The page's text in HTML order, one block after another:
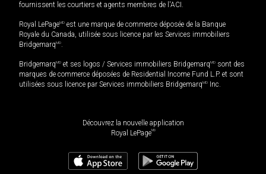
fournissent les courtiers et agents membres de l'ACI.
Royal LePageMD est une marque de commerce déposée de la Banque
Royale du Canada, utilisée sous licence par les Services immobiliers
BridgemarqMD.
BridgemarqMD et ses logos / Services immobiliers BridgemarqMD sont des
marques de commerce déposées de Residential Income Fund L.P. et sont
utilisées sous licence par Services immobiliers BridgemarqMD Inc.
Découvrez la nouvelle application
Royal LePageMD